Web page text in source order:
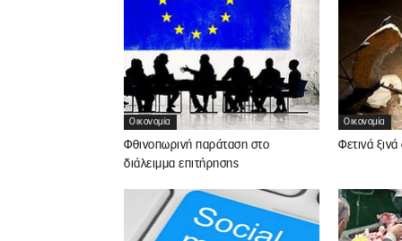
Οικονομία
Φθινοπωρινή παράταση στο
διάλειμμα επιτήρησης
Οικονομία
Φετινά